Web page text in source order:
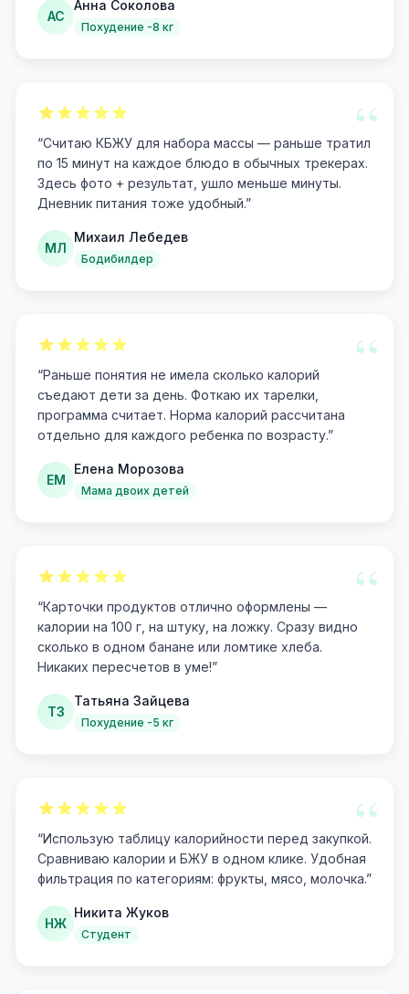
АС
Анна Соколова
Похудение -8 кг
“
“Считаю КБЖУ для набора массы — раньше тратил
по 15 минут на каждое блюдо в обычных трекерах.
Здесь фото + результат, ушло меньше минуты.
Дневник питания тоже удобный.”
МЛ
Михаил Лебедев
Бодибилдер
“
“Раньше понятия не имела сколько калорий
съедают дети за день. Фоткаю их тарелки,
программа считает. Норма калорий рассчитана
отдельно для каждого ребенка по возрасту.”
ЕМ
Елена Морозова
Мама двоих детей
“
“Карточки продуктов отлично оформлены —
калории на 100 г, на штуку, на ложку. Сразу видно
сколько в одном банане или ломтике хлеба.
Никаких пересчетов в уме!”
ТЗ
Татьяна Зайцева
Похудение -5 кг
“
“Использую таблицу калорийности перед закупкой.
Сравниваю калории и БЖУ в одном клике. Удобная
фильтрация по категориям: фрукты, мясо, молочка.”
НЖ
Никита Жуков
Студент